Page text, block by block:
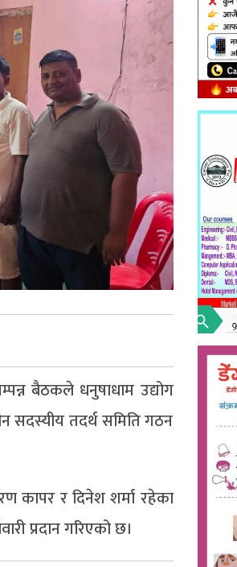
बैठकले धनुषाधाम उद्योग
सदस्यीय तदर्थ समिति गठन
र दिनेश शर्मा रहेका
प्रदान गरिएको छ।